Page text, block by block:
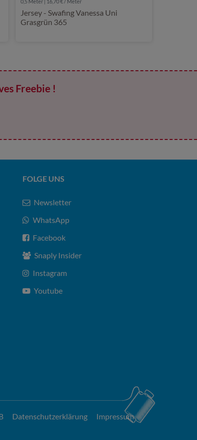
0,5 Meter | 16,70 € / Meter
Jersey - Swafing Vanessa Uni
Grasgrün 365
Freebie !
FOLGE UNS
Newsletter
WhatsApp
Facebook
Snaply Insider
Instagram
Youtube
Datenschutzerklärung Impressum